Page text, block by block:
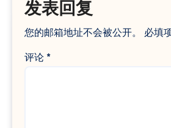
发表回复
您的邮箱地址不会被公开。 必填
评论 *